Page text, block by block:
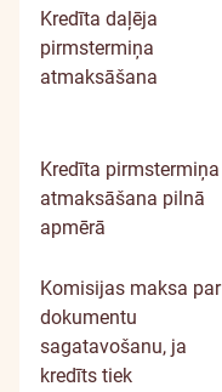
Kredīta daļēja
pirmstermiņa
atmaksāšana
Kredīta pirmstermiņa
atmaksāšana pilnā
apmērā
Komisijas maksa par
dokumentu
sagatavošanu, ja
kredīts tiek